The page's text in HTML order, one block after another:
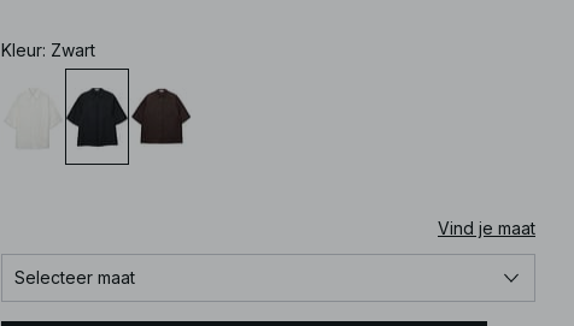
Kleur: Zwart
Vind je maat
Selecteer maat